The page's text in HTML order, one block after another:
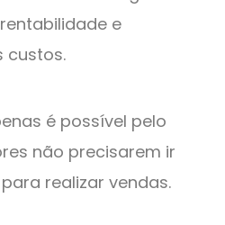
e
custos.
é possível pelo
não precisarem ir
realizar vendas.